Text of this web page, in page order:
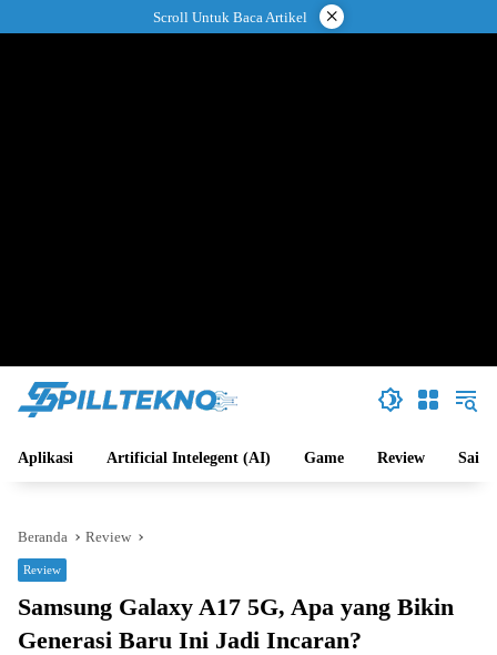
ke
Scroll Untuk Baca Artikel ×
Aplikasi Artificial Intelegent (AI) Game Review Sains
Beranda Review
Review
Samsung Galaxy A17 5G, Apa yang Bikin
Generasi Baru Ini Jadi Incaran?